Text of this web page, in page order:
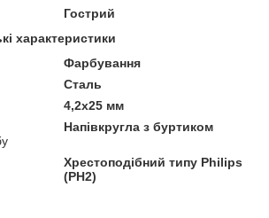
Гострий
характеристики
Фарбування
Сталь
4,2х25 мм
Напівкругла з буртиком
Хрестоподібний типу Philips
(PH2)